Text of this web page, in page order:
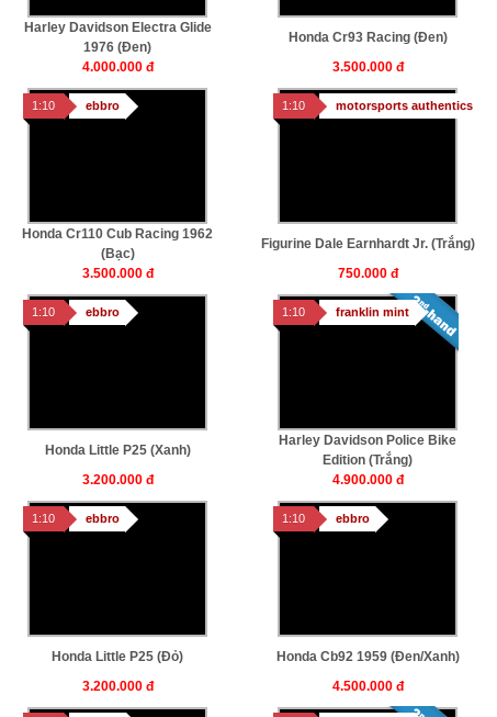
Harley Davidson Electra Glide
1976 (Đen)
4.000.000 đ
Honda Cr93 Racing (Đen)
3.500.000 đ
1:10 ebbro
Honda Cr110 Cub Racing 1962
(bạc)
3.500.000 đ
1:10 motorsports authentics
Figurine Dale Earnhardt Jr. (trắng)
750.000 đ
1:10 ebbro
Honda Little P25 (xanh)
3.200.000 đ
1:10 franklin mint
Harley Davidson Police Bike
Edition (trắng)
4.900.000 đ
1:10 ebbro
Honda Little P25 (Đỏ)
3.200.000 đ
1:10 ebbro
Honda Cb92 1959 (Đen/xanh)
4.500.000 đ